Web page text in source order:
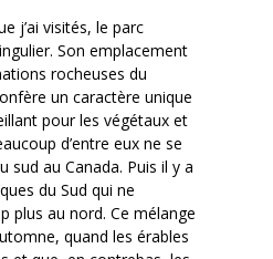
j’ai visités, le parc
Son emplacement
rocheuses du
un caractère unique
pour les végétaux et
d’entre eux ne se
sud au Canada. Puis il y a
du Sud qui ne
plus au nord. Ce mélange
quand les érables